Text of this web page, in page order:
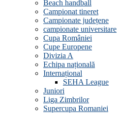
Beach handball
Campionat tineret
Campionate județene
campionate universitare
Cupa României
Cupe Europene
Divizia A
Echipa națională
Internațional
SEHA League
Juniori
Liga Zimbrilor
Supercupa Romaniei